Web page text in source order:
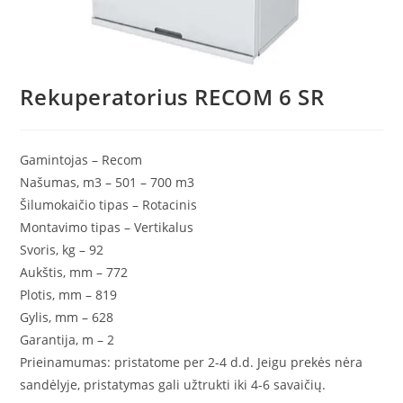
Rekuperatorius RECOM 6 SR
Gamintojas – Recom
Našumas, m3 – 501 – 700 m3
Šilumokaičio tipas – Rotacinis
Montavimo tipas –Vertikalus
Svoris, kg –92
Aukštis, mm –772
Plotis, mm –819
Gylis, mm –628
Garantija, m –2
Prieinamumas: pristatome per 2-4 d.d. Jeigu prekės nėra
sandėlyje, pristatymas gali užtrukti iki 4-6 savaičių.